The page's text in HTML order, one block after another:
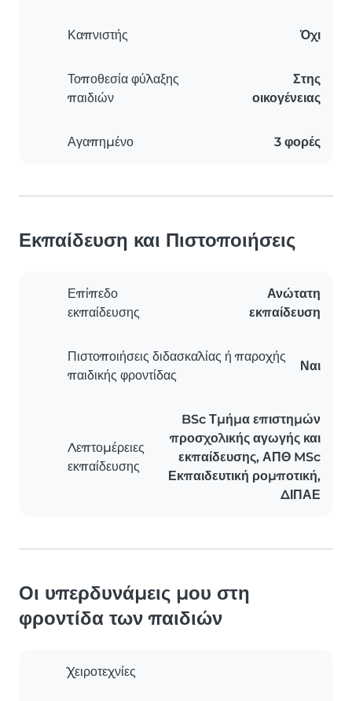
Καπνιστής Όχι
Τοποθεσία φύλαξης
παιδιών
Στης
οικογένειας
Αγαπημένο 3 φορές
Εκπαίδευση και Πιστοποιήσεις
Επίπεδο
εκπαίδευσης
Ανώτατη
εκπαίδευση
Πιστοποιήσεις διδασκαλίας ή παροχής
παιδικής φροντίδας
Ναι
Λεπτομέρειες
εκπαίδευσης
BSc Τμήμα επιστημών
προσχολικής αγωγής και
εκπαίδευσης, ΑΠΘ MSc
Εκπαιδευτική ρομποτική,
ΔΙΠΑΕ
Οι υπερδυνάμεις μου στη
φροντίδα των παιδιών
Χειροτεχνίες